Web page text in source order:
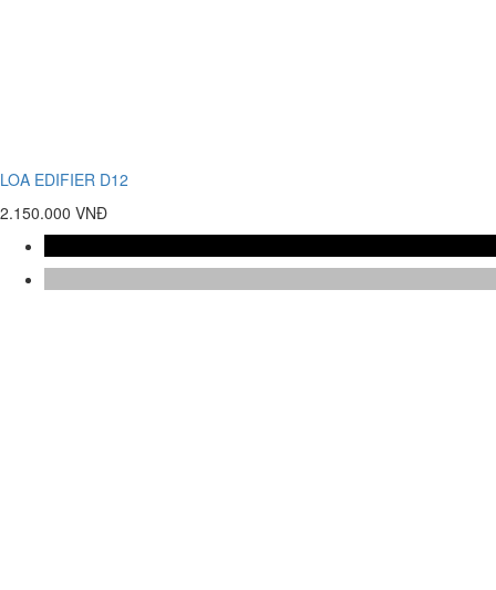
LOA EDIFIER D12
2.150.000 VNĐ